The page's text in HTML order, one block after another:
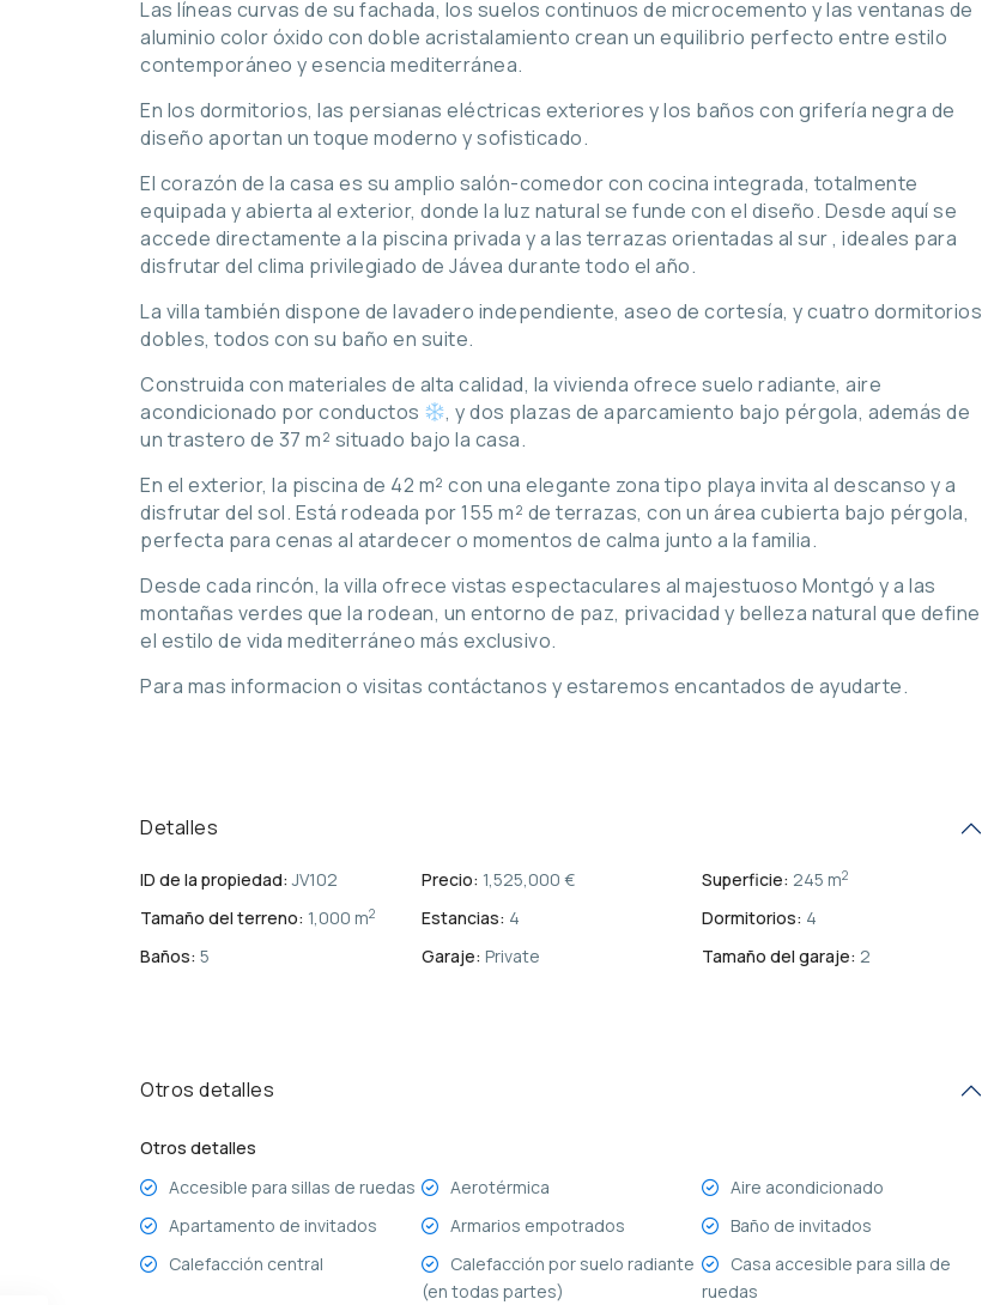
Las líneas curvas de su fachada, los suelos continuos de microcemento y las ventanas de
aluminio color óxido con doble acristalamiento crean un equilibrio perfecto entre estilo
contemporáneo y esencia mediterránea.
En los dormitorios, las persianas eléctricas exteriores y los baños con grifería negra de
diseño aportan un toque moderno y sofisticado.
El corazón de la casa es su amplio salón-comedor con cocina integrada, totalmente
equipada y abierta al exterior, donde la luz natural se funde con el diseño. Desde aquí se
accede directamente a la piscina privada y a las terrazas orientadas al sur , ideales para
disfrutar del clima privilegiado de Jávea durante todo el año.
La villa también dispone de lavadero independiente, aseo de cortesía, y cuatro dormitorios
dobles, todos con su baño en suite.
Construida con materiales de alta calidad, la vivienda ofrece suelo radiante, aire
acondicionado por conductos
, y dos plazas de aparcamiento bajo pérgola, además de
un trastero de 37 m² situado bajo la casa.
En el exterior, la piscina de 42 m² con una elegante zona tipo playa invita al descanso y a
disfrutar del sol. Está rodeada por 155 m² de terrazas, con un área cubierta bajo pérgola,
perfecta para cenas al atardecer o momentos de calma junto a la familia.
Desde cada rincón, la villa ofrece vistas espectaculares al majestuoso Montgó y a las
montañas verdes que la rodean, un entorno de paz, privacidad y belleza natural que define
el estilo de vida mediterráneo más exclusivo.
Para mas informacion o visitas contáctanos y estaremos encantados de ayudarte.
Detalles
ID de la propiedad: JV102 Precio: 1,525,000 € Superficie: 245 m2
Tamaño del terreno: 1,000 m2 Estancias: 4 Dormitorios: 4
Baños: 5 Garaje: Private Tamaño del garaje: 2
Otros detalles
Otros detalles
Accesible para sillas de ruedas
Aerotérmica
Aire acondicionado
Apartamento de invitados
Armarios empotrados
Baño de invitados
Calefacción central
Calefacción por suelo radiante
(en todas partes)
Casa accesible para silla de
ruedas